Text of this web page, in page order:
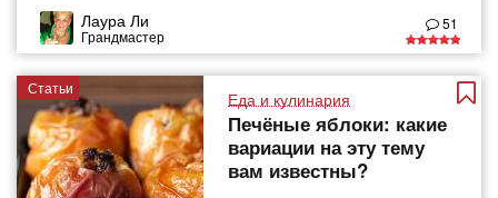
Лаура Ли
Грандмастер
51
Статьи
Еда и кулинария
Печёные яблоки: какие
вариации на эту тему
вам известны?